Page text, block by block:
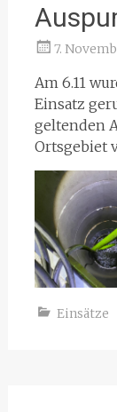
7.
Am 6.11
Einsatz
geltenden
Ortsgebiet
Einsätze